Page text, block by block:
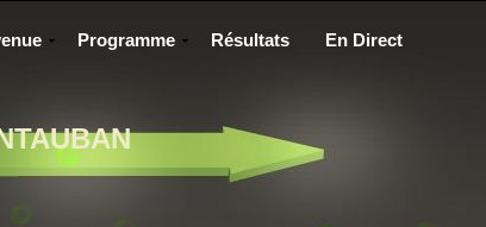
Programme Résultats En Direct